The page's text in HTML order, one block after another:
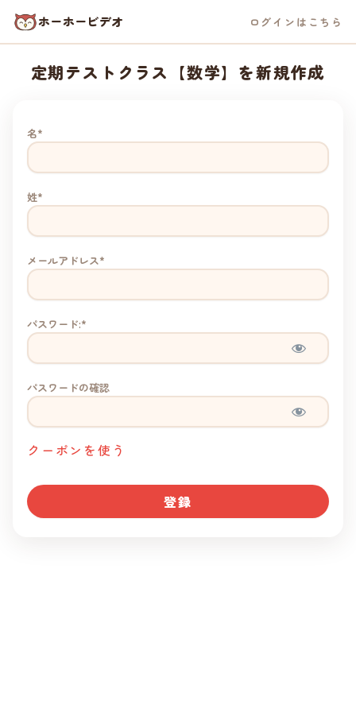
ホーホービデオ ログインはこちら
定期テストクラス【数学】を新規作成
名*
姓*
メールアドレス*
パスワード:*
パスワードの確認
クーポンを使う
No val